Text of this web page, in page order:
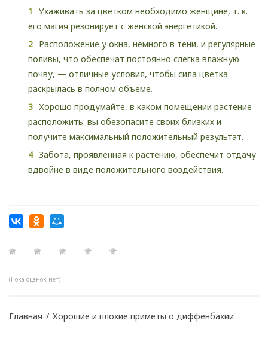
Ухаживать за цветком необходимо женщине, т. к.
его магия резонирует с женской энергетикой.
Расположение у окна, немного в тени, и регулярные
поливы, что обеспечат постоянно слегка влажную
почву, — отличные условия, чтобы сила цветка
раскрылась в полном объеме.
Хорошо продумайте, в каком помещении растение
расположить: вы обезопасите своих близких и
получите максимальный положительный результат.
Забота, проявленная к растению, обеспечит отдачу
вдвойне в виде положительного воздействия.
(Пока оценок нет)
Главная / Хорошие и плохие приметы о диффенбахии